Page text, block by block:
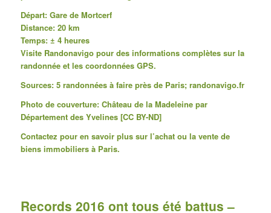
Départ: Gare de Mortcerf
Distance: 20 km
Temps: ± 4 heures
Visite Randonavigopour des informations complètes sur la
randonnée et les coordonnées GPS.
Sources: 5 randonnées à faire près de Paris; randonavigo.fr
Photo de couverture: Château de la Madeleine par
Département des Yvelines [CC BY-ND]
Contactez pour en savoir plus sur l’achat ou la vente de
biens immobiliers à Paris.
Records 2016 ont tous été battus –